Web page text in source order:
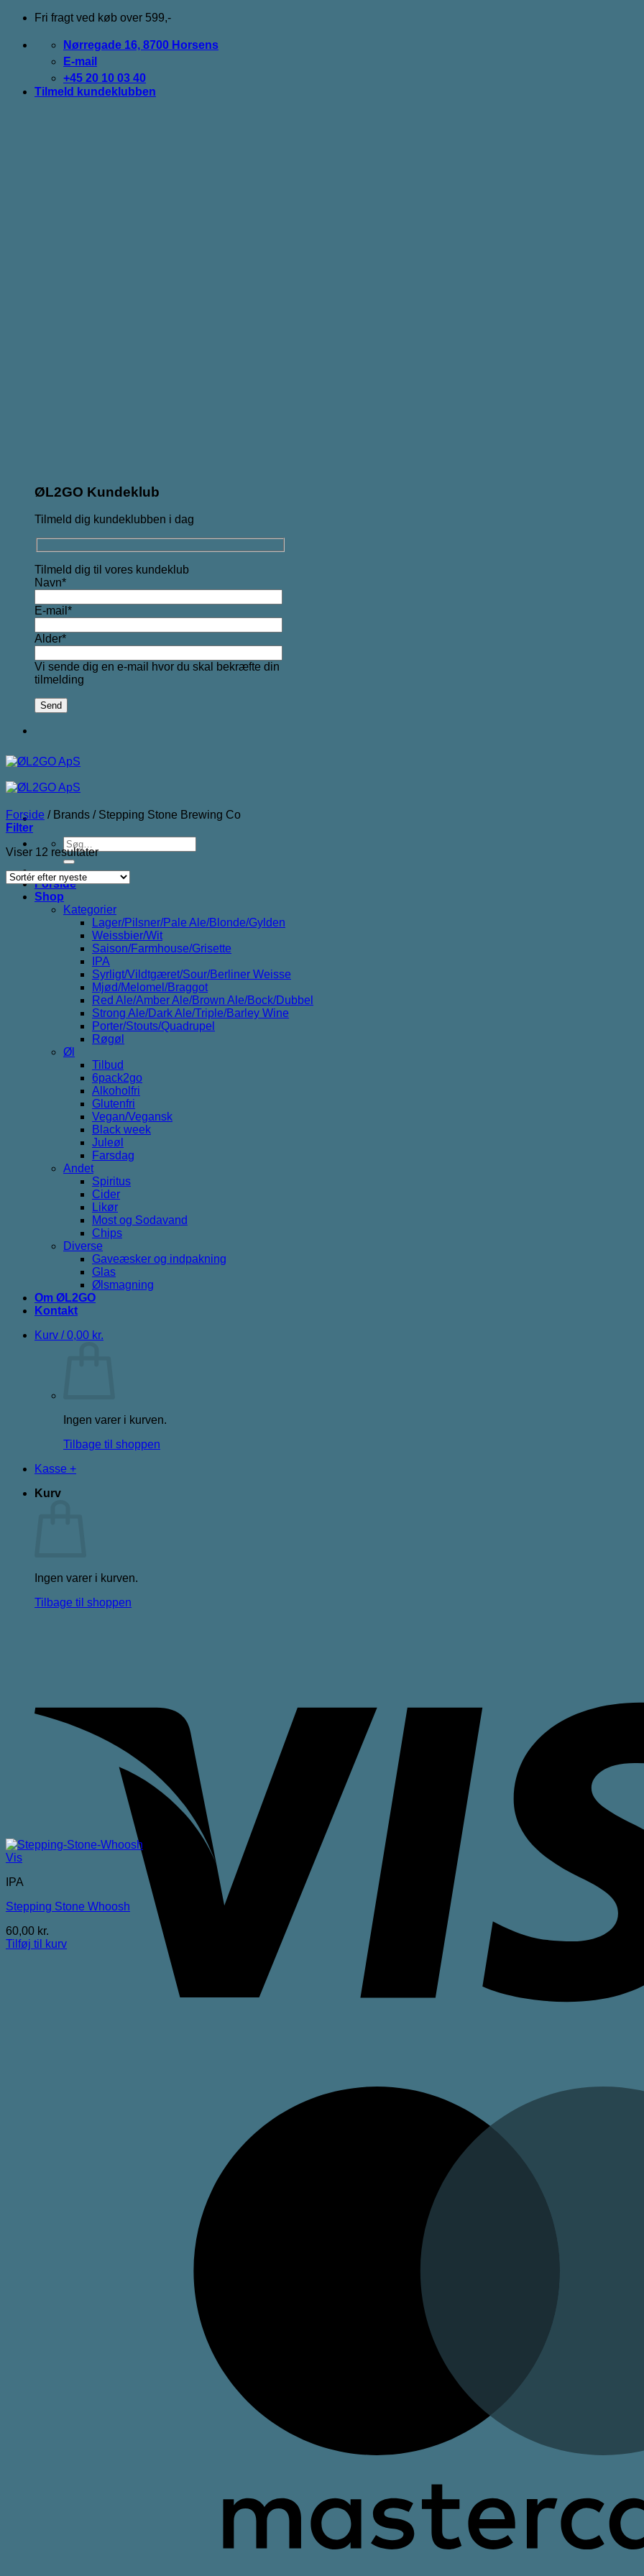
Fortsæt
indhold
Fri fragt ved køb over 599,-
Nørregade 16, 8700 Horsens
E-mail
+45 20 10 03 40
Tilmeld kundeklubben
ØL2GO Kundeklub
Tilmeld dig kundeklubben i dag
Tilmeld dig til vores kundeklub
Navn*
E-mail*
Alder*
Vi sende dig en e-mail hvor du skal bekræfte din
tilmelding
Søg
efter:
Forside
Shop
Kategorier
Lager/Pilsner/Pale Ale/Blonde/Gylden
Weissbier/Wit
Saison/Farmhouse/Grisette
IPA
Syrligt/Vildtgæret/Sour/Berliner Weisse
Mjød/Melomel/Braggot
Red Ale/Amber Ale/Brown Ale/Bock/Dubbel
Strong Ale/Dark Ale/Triple/Barley Wine
Porter/Stouts/Quadrupel
Røgøl
Øl
Tilbud
6pack2go
Alkoholfri
Glutenfri
Vegan/Vegansk
Black week
Juleøl
Farsdag
Andet
Spiritus
Cider
Likør
Most og Sodavand
Chips
Diverse
Gaveæsker og indpakning
Glas
Ølsmagning
Om ØL2GO
Kontakt
Kurv /0,00 kr.
Ingen varer i kurven.
Tilbage til shoppen
Kasse +
Kurv
Ingen varer i kurven.
Tilbage til shoppen
Forside /Brands /Stepping Stone Brewing Co
Filter
Viser 12 resultaterSorteret
seneste
Vis
IPA
Stepping Stone Whoosh
60,00 kr.
Tilføj til kurv